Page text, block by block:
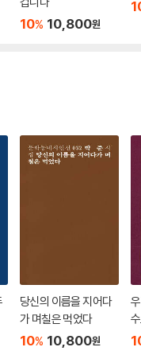
10% 10,800원
당신의 이름을 지어다
가 며칠은 먹었다
10% 10,800원